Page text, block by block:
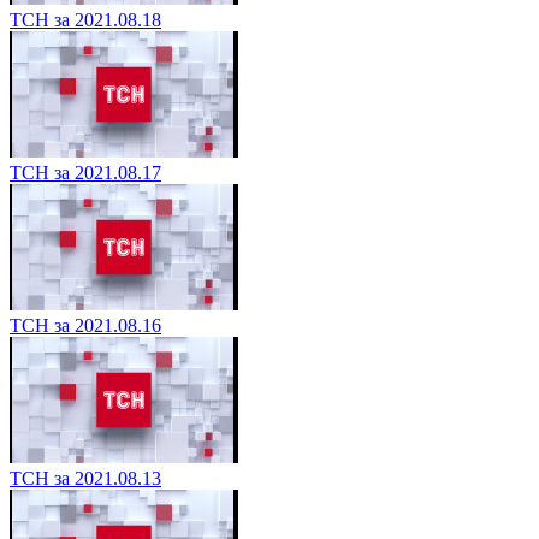
ТСН за 2021.08.18
ТСН за 2021.08.17
ТСН за 2021.08.16
ТСН за 2021.08.13